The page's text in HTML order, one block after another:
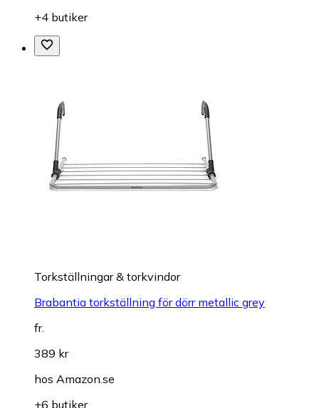
+4 butiker
Torkställningar & torkvindor
Brabantia torkställning för dörr metallic grey
fr.
389 kr
hos Amazon.se
+6 butiker